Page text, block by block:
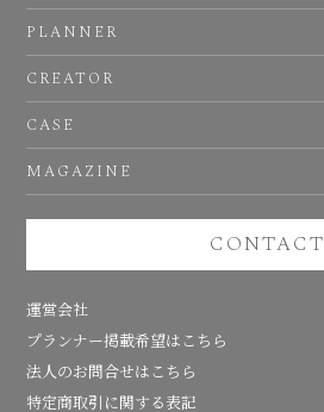
PLANNER
CREATOR
CASE
MAGAZINE
CONTACT
運営会社
プランナー掲載希望はこちら
法人のお問合せはこちら
特定商取引に関する表記